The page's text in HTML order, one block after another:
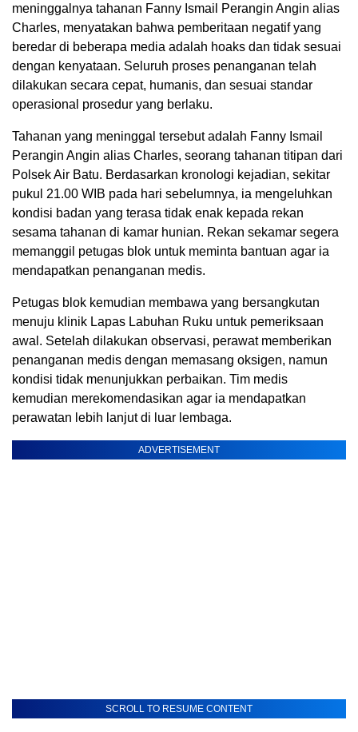
meninggalnya tahanan Fanny Ismail Perangin Angin alias
Charles, menyatakan bahwa pemberitaan negatif yang
beredar di beberapa media adalah hoaks dan tidak sesuai
dengan kenyataan. Seluruh proses penanganan telah
dilakukan secara cepat, humanis, dan sesuai standar
operasional prosedur yang berlaku.
Tahanan yang meninggal tersebut adalah Fanny Ismail
Perangin Angin alias Charles, seorang tahanan titipan dari
Polsek Air Batu. Berdasarkan kronologi kejadian, sekitar
pukul 21.00 WIB pada hari sebelumnya, ia mengeluhkan
kondisi badan yang terasa tidak enak kepada rekan
sesama tahanan di kamar hunian. Rekan sekamar segera
memanggil petugas blok untuk meminta bantuan agar ia
mendapatkan penanganan medis.
Petugas blok kemudian membawa yang bersangkutan
menuju klinik Lapas Labuhan Ruku untuk pemeriksaan
awal. Setelah dilakukan observasi, perawat memberikan
penanganan medis dengan memasang oksigen, namun
kondisi tidak menunjukkan perbaikan. Tim medis
kemudian merekomendasikan agar ia mendapatkan
perawatan lebih lanjut di luar lembaga.
ADVERTISEMENT
SCROLL TO RESUME CONTENT